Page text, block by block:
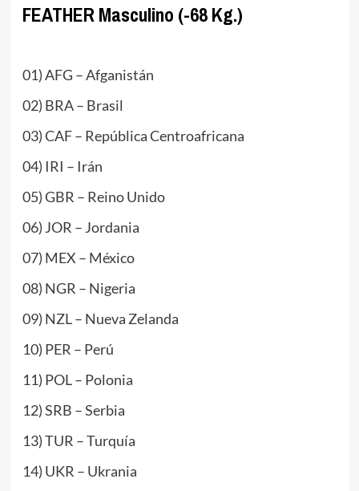
FEATHER Masculino (-68 Kg.)
01) AFG – Afganistán
02) BRA – Brasil
03) CAF – República Centroafricana
04) IRI – Irán
05) GBR – Reino Unido
06) JOR – Jordania
07) MEX – México
08) NGR – Nigeria
09) NZL – Nueva Zelanda
10) PER – Perú
11) POL – Polonia
12) SRB – Serbia
13) TUR – Turquía
14) UKR – Ukrania